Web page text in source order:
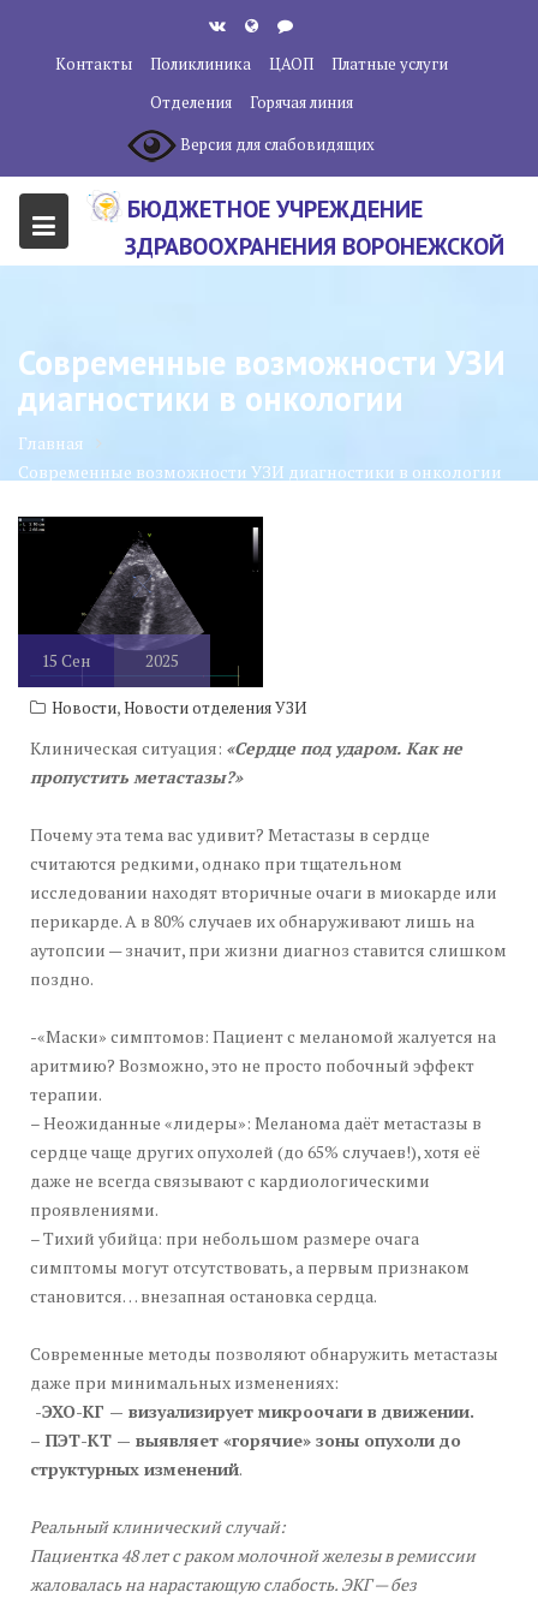
содержанию
Контакты Поликлиника ЦАОП
Платные услуги
Отделения
Горячая линия
Версия для слабовидящих
БЮДЖЕТНОЕ УЧРЕЖДЕНИЕ
ЗДРАВООХРАНЕНИЯ ВОРОНЕЖСКОЙ
КЛИНИЧЕСКИЙ ОНКОЛОГИЧЕСКИЙ
ЦЕНТР"
Современные возможности УЗИ
диагностики в онкологии
Главная
Современные возможности УЗИ диагностики в онкологии
15 Сен 2025
Новости,Новости отделения УЗИ
Клиническая ситуация: «Сердце под ударом. Как не
пропустить метастазы?»
Почему эта тема вас удивит? Метастазы в сердце
считаются редкими, однако при тщательном
исследовании находят вторичные очаги в миокарде или
перикарде. А в 80% случаев их обнаруживают лишь на
аутопсии — значит, при жизни диагноз ставится слишком
поздно.
-«Маски» симптомов: Пациент с меланомой жалуется на
аритмию? Возможно, это не просто побочный эффект
терапии.
– Неожиданные «лидеры»: Меланома даёт метастазы в
сердце чаще других опухолей (до 65% случаев!), хотя её
даже не всегда связывают с кардиологическими
проявлениями.
– Тихий убийца: при небольшом размере очага
симптомы могут отсутствовать, а первым признаком
становится… внезапная остановка сердца.
Современные методы позволяют обнаружить метастазы
даже при минимальных изменениях:
-ЭХО-КГ — визуализирует микроочаги в движении.
– ПЭТ-КТ — выявляет «горячие» зоны опухоли до
структурных изменений.
Реальный клинический случай:
Пациентка 48 лет с раком молочной железы в ремиссии
жаловалась на нарастающую слабость. ЭКГ — без